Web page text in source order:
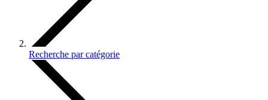
Recherche par catégorie